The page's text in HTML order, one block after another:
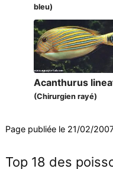
bleu)
Acanthurus
(Chirurgien rayé)
Page publiée le 21/02/
Top 18 des